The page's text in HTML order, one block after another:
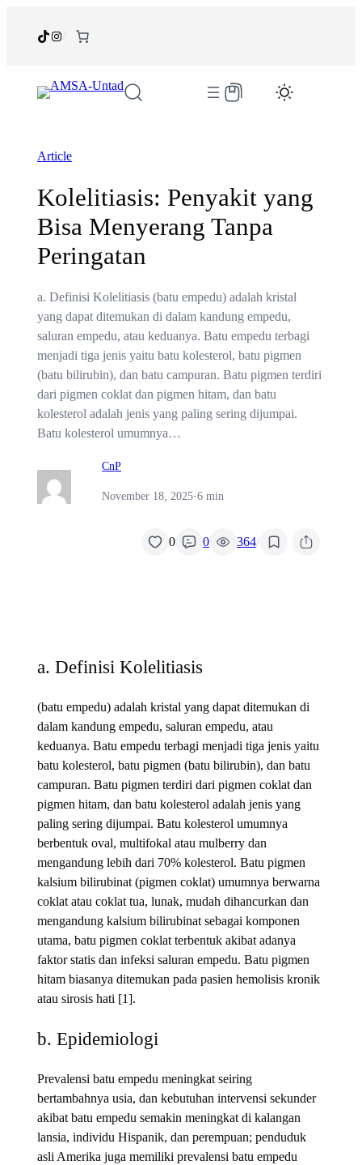
TikTokInstagram
Article
Kolelitiasis: Penyakit yang
Bisa Menyerang Tanpa
Peringatan
a. Definisi Kolelitiasis (batu empedu) adalah kristal
yang dapat ditemukan di dalam kandung empedu,
saluran empedu, atau keduanya. Batu empedu terbagi
menjadi tiga jenis yaitu batu kolesterol, batu pigmen
(batu bilirubin), dan batu campuran. Batu pigmen terdiri
dari pigmen coklat dan pigmen hitam, dan batu
kolesterol adalah jenis yang paling sering dijumpai.
Batu kolesterol umumnya…
CnP
November 18, 2025·6 min
0 0 364/
a. Definisi Kolelitiasis
(batu empedu) adalah kristal yang dapat ditemukan di
dalam kandung empedu, saluran empedu, atau
keduanya. Batu empedu terbagi menjadi tiga jenis yaitu
batu kolesterol, batu pigmen (batu bilirubin), dan batu
campuran. Batu pigmen terdiri dari pigmen coklat dan
pigmen hitam, dan batu kolesterol adalah jenis yang
paling sering dijumpai. Batu kolesterol umumnya
berbentuk oval, multifokal atau mulberry dan
mengandung lebih dari 70% kolesterol. Batu pigmen
kalsium bilirubinat (pigmen coklat) umumnya berwarna
coklat atau coklat tua, lunak, mudah dihancurkan dan
mengandung kalsium bilirubinat sebagai komponen
utama, batu pigmen coklat terbentuk akibat adanya
faktor statis dan infeksi saluran empedu. Batu pigmen
hitam biasanya ditemukan pada pasien hemolisis kronik
atau sirosis hati [1].
b. Epidemiologi
Prevalensi batu empedu meningkat seiring
bertambahnya usia, dan kebutuhan intervensi sekunder
akibat batu empedu semakin meningkat di kalangan
lansia, individu Hispanik, dan perempuan; penduduk
asli Amerika juga memiliki prevalensi batu empedu